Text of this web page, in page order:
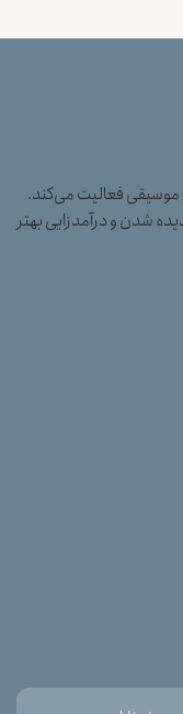
فعالیت می‌کند.
شدن و درآمدزایی بهتر